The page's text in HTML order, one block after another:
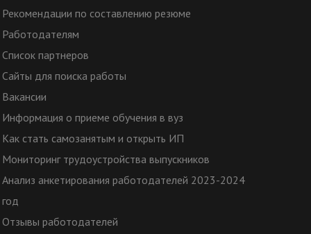
Рекомендации по составлению резюме
Работодателям
Список партнеров
Сайты для поиска работы
Вакансии
Информация о приеме обучения в вуз
Как стать самозанятым и открыть ИП
Мониторинг трудоустройства выпускников
Анализ анкетирования работодателей 2023-2024
год
Отзывы работодателей